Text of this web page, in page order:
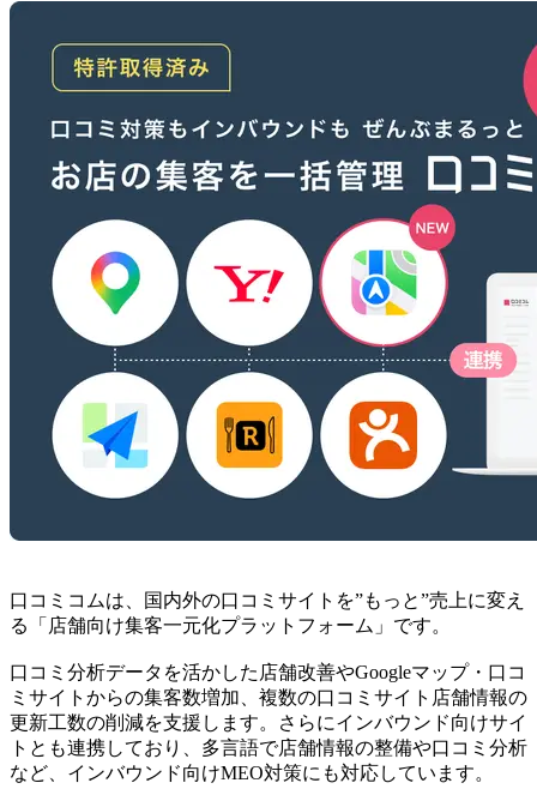
口コミコムは、国内外の口コミサイトを”もっと”売上に変え
る「店舗向け集客一元化プラットフォーム」です。
口コミ分析データを活かした店舗改善やGoogleマップ・口コ
ミサイトからの集客数増加、複数の口コミサイト店舗情報の
更新工数の削減を支援します。さらにインバウンド向けサイ
トとも連携しており、多言語で店舗情報の整備や口コミ分析
など、インバウンド向けMEO対策にも対応しています。